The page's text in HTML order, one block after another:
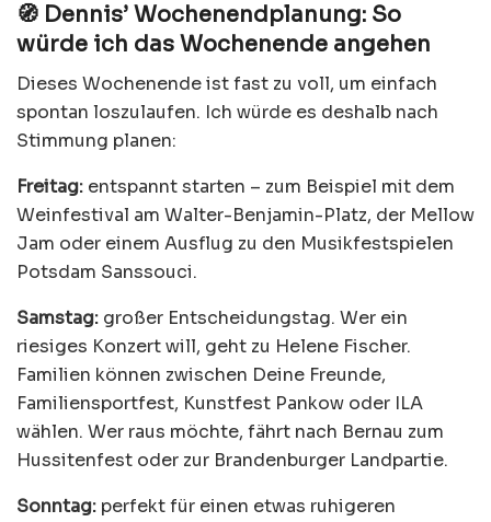
🧭 Dennis’ Wochenendplanung: So
würde ich das Wochenende angehen
Dieses Wochenende ist fast zu voll, um einfach
spontan loszulaufen. Ich würde es deshalb nach
Stimmung planen:
Freitag: entspannt starten – zum Beispiel mit dem
Weinfestival am Walter-Benjamin-Platz, der Mellow
Jam oder einem Ausflug zu den Musikfestspielen
Potsdam Sanssouci.
Samstag: großer Entscheidungstag. Wer ein
riesiges Konzert will, geht zu Helene Fischer.
Familien können zwischen Deine Freunde,
Familiensportfest, Kunstfest Pankow oder ILA
wählen. Wer raus möchte, fährt nach Bernau zum
Hussitenfest oder zur Brandenburger Landpartie.
Sonntag: perfekt für einen etwas ruhigeren